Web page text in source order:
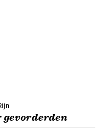
gevorderden